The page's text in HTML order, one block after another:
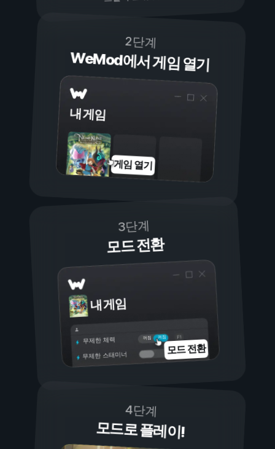
2단계
WeMod에서 게임 열기
내 게임
게임 열기
3단계
모드 전환
내 게임
켜짐
꺼짐
무제한 체력
무제한 스태미너 모드 전환
4단계
모드로 플레이!